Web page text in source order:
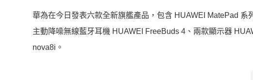
華為在今日發表六款全新旗艦產品，包含 HUAWEI MatePad
主動降噪無線藍牙耳機 HUAWEI FreeBuds 4、兩款顯示器
nova8i。